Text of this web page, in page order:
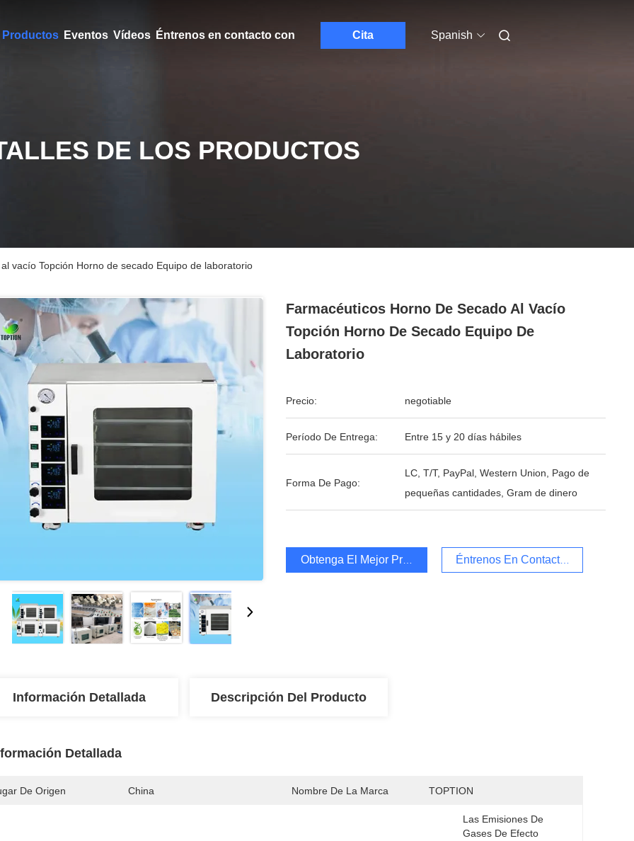
Productos Eventos Vídeos Éntrenos en contacto con Cita Spanish
DE LOS PRODUCTOS
vacío Topción Horno de secado Equipo de laboratorio
Farmacéuticos Horno De Secado Al Vacío
Topción Horno De Secado Equipo De
Laboratorio
Precio: negotiable
Período De Entrega: Entre 15 y 20 días hábiles
Forma De Pago:
LC, T/T, PayPal, Western Union, Pago de
pequeñas cantidades, Gram de dinero
Obtenga El Mejor Precio Éntrenos En Contacto Con
Información Detallada Descripción Del Producto
Detallada
De Origen China Nombre De La Marca TOPTION
Las Emisiones De
Gases De Efecto